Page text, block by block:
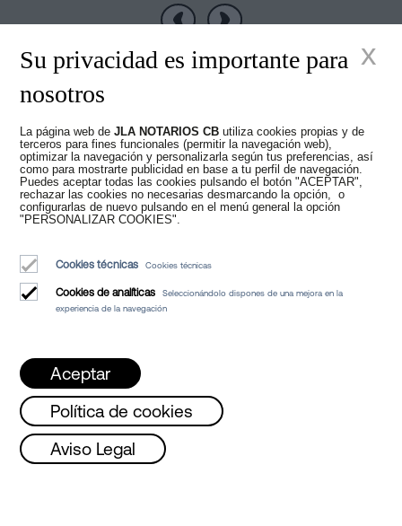
Nuevos tiempos en
el Notariado
Luis Alberto Álvarez Moreno
Notarios de Barcelona y Notarios online para toda España
Servicios
Lunes, Miércoles y Viernes de 08 a 15h /
Su privacidad es importante para
nosotros
La página web de JLA NOTARIOS CB utiliza cookies propias y de
terceros para fines funcionales (permitir la navegación web),
optimizar la navegación y personalizarla según tus preferencias, así
como para mostrarte publicidad en base a tu perfil de navegación.
Puedes aceptar todas las cookies pulsando el botón "ACEPTAR",
rechazar las cookies no necesarias desmarcando la opción, o
configurarlas de nuevo pulsando en el menú general la opción
"PERSONALIZAR COOKIES".
Cookies técnicas Cookies técnicas
Cookies de analíticas
Seleccionándolo dispones de una mejora en la
experiencia de la navegación
Aceptar
Política de cookies
Aviso Legal
x